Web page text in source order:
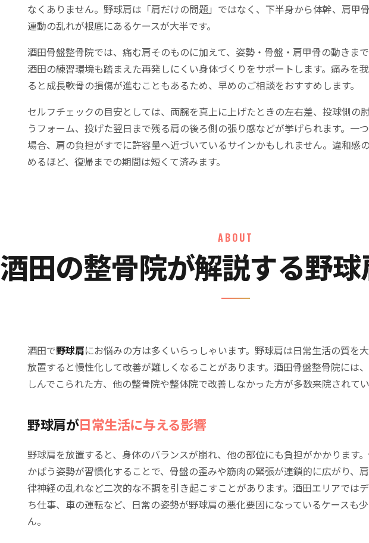
なくありません。野球肩は「肩だけの問題」ではなく、下半身から体幹、肩甲
連動の乱れが根底にあるケースが大半です。
酒田骨盤整骨院では、痛む肩そのものに加えて、姿勢・骨盤・肩甲骨の動きま
酒田の練習環境も踏まえた再発しにくい身体づくりをサポートします。痛みを
ると成長軟骨の損傷が進むこともあるため、早めのご相談をおすすめします。
セルフチェックの目安としては、両腕を真上に上げたときの左右差、投球側の
うフォーム、投げた翌日まで残る肩の後ろ側の張り感などが挙げられます。一
場合、肩の負担がすでに許容量へ近づいているサインかもしれません。違和感
めるほど、復帰までの期間は短くて済みます。
ABOUT
酒田の整骨院が解説する野
酒田で野球肩にお悩みの方は多くいらっしゃいます。野球肩は日常生活の質を
放置すると慢性化して改善が難しくなることがあります。酒田骨盤整骨院には
しんでこられた方、他の整骨院や整体院で改善しなかった方が多数来院されて
野球肩が日常生活に与える影響
野球肩を放置すると、身体のバランスが崩れ、他の部位にも負担がかかります
かばう姿勢が習慣化することで、骨盤の歪みや筋肉の緊張が連鎖的に広がり、
律神経の乱れなど二次的な不調を引き起こすことがあります。酒田エリアでは
ち仕事、車の運転など、日常の姿勢が野球肩の悪化要因になっているケースも
ん。